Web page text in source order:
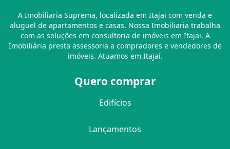
A Imobiliaria Suprema, localizada em Itajai com venda e
aluguel de apartamentos e casas. Nossa Imobiliaria trabalha
com as soluções em consultoria de imóveis em Itajai. A
Imobiliária presta assessoria a compradores e vendedores de
imóveis. Atuamos em Itajaí.
Quero comprar
Edifícios
Lançamentos